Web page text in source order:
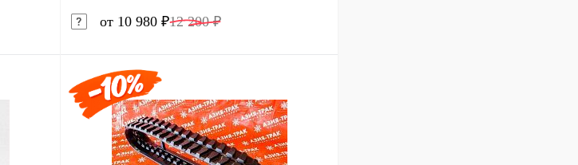
от 10 980 ₽12 200 ₽
Купить в 1 клик Сравнение
В избранное Под заказ